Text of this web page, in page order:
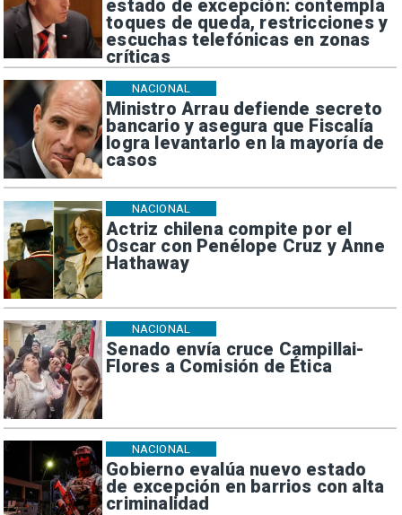
estado de excepción: contempla
toques de queda, restricciones y
escuchas telefónicas en zonas
críticas
Ministro Arrau defiende secreto
bancario y asegura que Fiscalía
logra levantarlo en la mayoría de
casos
NACIONAL
Actriz chilena compite por el
Oscar con Penélope Cruz y Anne
Hathaway
NACIONAL
Senado envía cruce Campillai-
Flores a Comisión de Ética
NACIONAL
Gobierno evalúa nuevo estado
de excepción en barrios con alta
criminalidad
NACIONAL